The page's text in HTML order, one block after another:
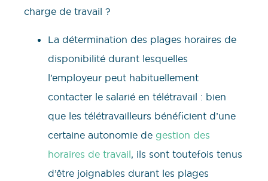
charge de travail ?
La détermination des plages horaires de
disponibilité durant lesquelles
l’employeur peut habituellement
contacter le salarié en télétravail : bien
que les télétravailleurs bénéficient d’une
certaine autonomie de gestion des
horaires de travail, ils sont toutefois tenus
d’être joignables durant les plages